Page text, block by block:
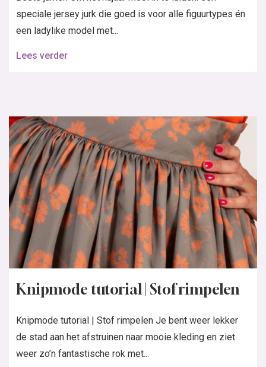
speciale jersey jurk die goed is voor alle figuurtypes én
een ladylike model met...
Lees verder
Knipmode tutorial | Stof rimpelen
Knipmode tutorial | Stof rimpelen Je bent weer lekker
de stad aan het afstruinen naar mooie kleding en ziet
weer zo’n fantastische rok met...